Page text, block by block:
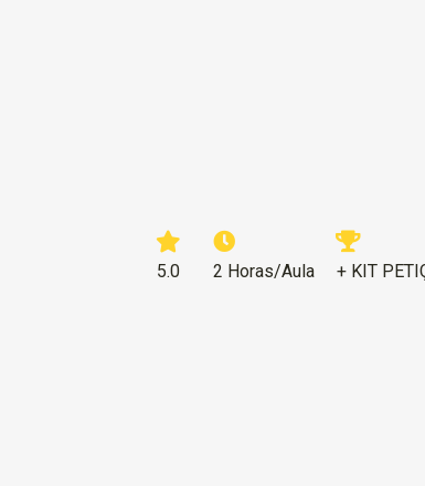
5.0 2 Horas/Aula + KIT